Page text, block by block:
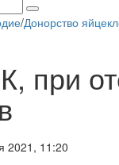
/Донорство
при
2021, 11:20